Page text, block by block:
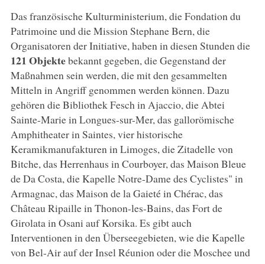
Das französische Kulturministerium, die Fondation du
Patrimoine und die Mission Stephane Bern, die
Organisatoren der Initiative, haben in diesen Stunden die
121 Objektebekannt gegeben, die Gegenstand der
Maßnahmen sein werden, die mit den gesammelten
Mitteln in Angriff genommen werden können. Dazu
gehören die Bibliothek Fesch in Ajaccio, die Abtei
Sainte-Marie in Longues-sur-Mer, das gallorömische
Amphitheater in Saintes, vier historische
Keramikmanufakturen in Limoges, die Zitadelle von
Bitche, das Herrenhaus in Courboyer, das Maison Bleue
de Da Costa, die Kapelle Notre-Dame des Cyclistes" in
Armagnac, das Maison de la Gaieté in Chérac, das
Château Ripaille in Thonon-les-Bains, das Fort de
Girolata in Osani auf Korsika. Es gibt auch
Interventionen in den Überseegebieten, wie die Kapelle
von Bel-Air auf der Insel Réunion oder die Moschee und